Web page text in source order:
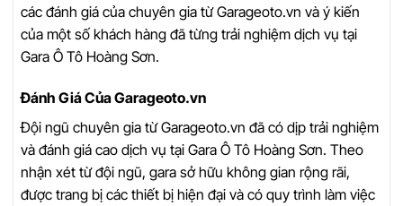
các đánh giá của chuyên gia từ Garageoto.vn và ý kiến
của một số khách hàng đã từng trải nghiệm dịch vụ tại
Gara Ô Tô Hoàng Sơn.
Đánh Giá Của Garageoto.vn
Đội ngũ chuyên gia từ Garageoto.vn đã có dịp trải nghiệm
và đánh giá cao dịch vụ tại Gara Ô Tô Hoàng Sơn. Theo
nhận xét từ đội ngũ, gara sở hữu không gian rộng rãi,
được trang bị các thiết bị hiện đại và có quy trình làm việc